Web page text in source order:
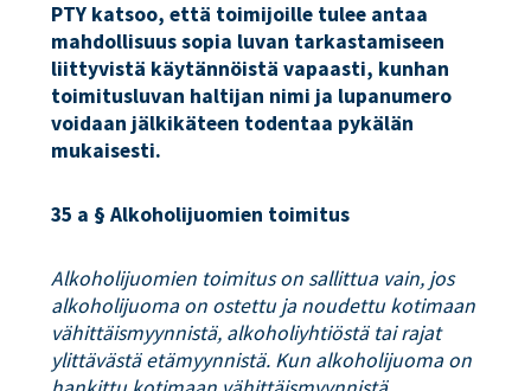
PTY katsoo, että toimijoille tulee antaa
mahdollisuus sopia luvan tarkastamiseen
liittyvistä käytännöistä vapaasti, kunhan
toimitusluvan haltijan nimi ja lupanumero
voidaan jälkikäteen todentaa pykälän
mukaisesti.
35 a § Alkoholijuomien toimitus
Alkoholijuomien toimitus on sallittua vain, jos
alkoholijuoma on ostettu ja noudettu kotimaan
vähittäismyynnistä, alkoholiyhtiöstä tai rajat
ylittävästä etämyynnistä. Kun alkoholijuoma on